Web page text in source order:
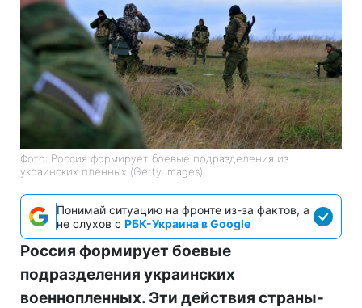
Фото: Россия формирует боевые подразделения из
украинских пленных (Getty Images)
Понимай ситуацию на фронте из-за фактов, а
не слухов с РБК-Украина в Google
Россия формирует боевые
подразделения украинских
военнопленных. Эти действия страны-